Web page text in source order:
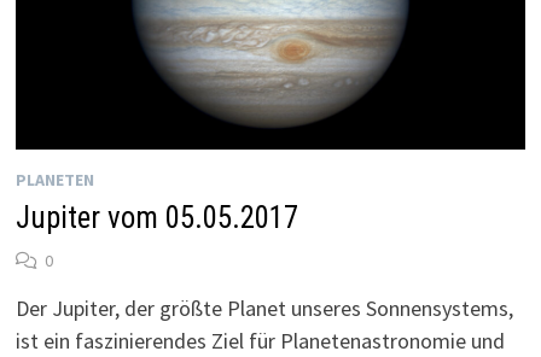
PLANETEN
Jupiter vom 05.05.2017
0
Der Jupiter, der größte Planet unseres Sonnensystems,
ist ein faszinierendes Ziel für Planetenastronomie und